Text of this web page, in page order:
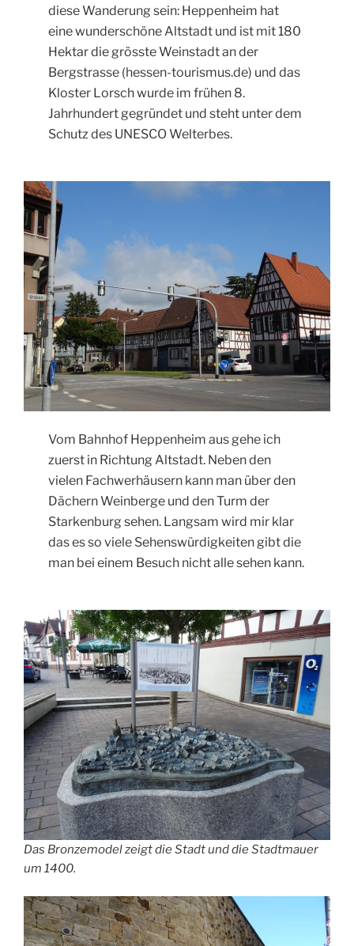
diese Wanderung sein: Heppenheim hat
eine wunderschöne Altstadt und ist mit 180
Hektar die grösste Weinstadt an der
Bergstrasse (hessen-tourismus.de) und das
Kloster Lorsch wurde im frühen 8.
Jahrhundert gegründet und steht unter dem
Schutz des UNESCO Welterbes.
Vom Bahnhof Heppenheim aus gehe ich
zuerst in Richtung Altstadt. Neben den
vielen Fachwerhäusern kann man über den
Dächern Weinberge und den Turm der
Starkenburg sehen. Langsam wird mir klar
das es so viele Sehenswürdigkeiten gibt die
man bei einem Besuch nicht alle sehen kann.
Das Bronzemodel zeigt die Stadt und die Stadtmauer
um 1400.